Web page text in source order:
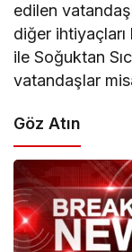
edilen
diğer ihtiyaçları
ile Soğuktan
vatandaşlar
Göz Atın